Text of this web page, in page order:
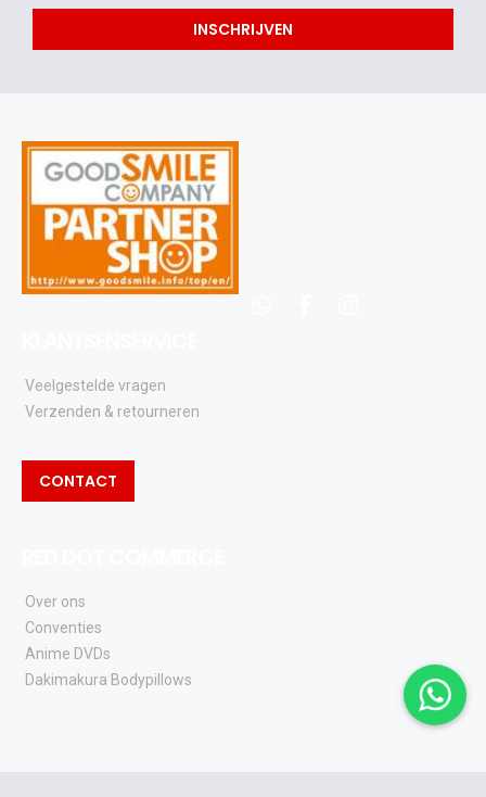
als
acties
INSCHRIJVEN
Veelgestelde vragen
Verzenden & retourneren
CONTACT
Over ons
Conventies
Anime DVDs
Dakimakura Bodypillows